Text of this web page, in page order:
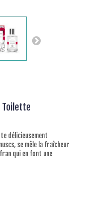
Toilette
délicieusement
se mêle la fraîcheur
qui en font une